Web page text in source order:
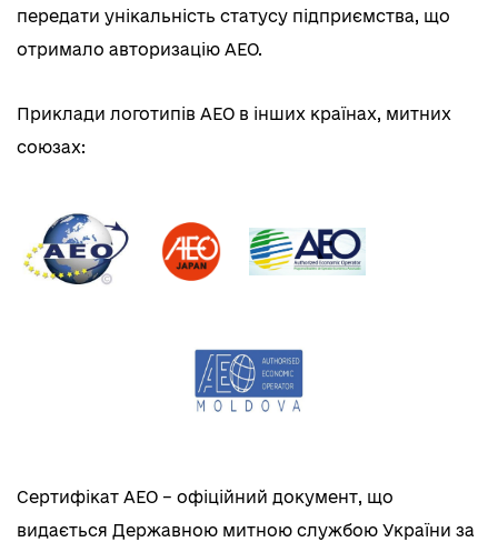
передати унікальність статусу підприємства, що
отримало авторизацію АЕО.
Приклади логотипів АЕО в інших країнах, митних
союзах:
Сертифікат АЕО – офіційний документ, що
видається Державною митною службою України за